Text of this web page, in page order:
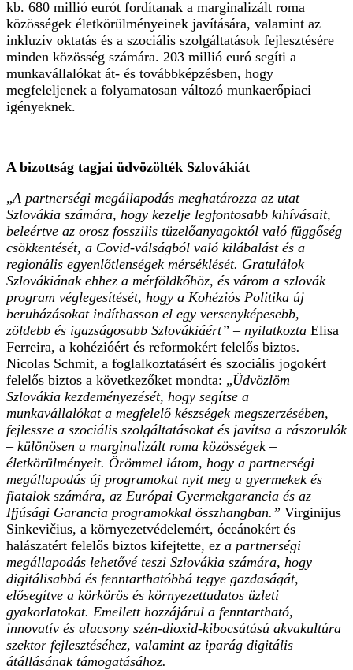
kb. 680 millió eurót fordítanak a marginalizált roma
közösségek életkörülményeinek javítására, valamint az
inkluzív oktatás és a szociális szolgáltatások fejlesztésére
minden közösség számára. 203 millió euró segíti a
munkavállalókat át- és továbbképzésben, hogy
megfeleljenek a folyamatosan változó munkaerőpiaci
igényeknek.
A bizottság tagjai üdvözölték Szlovákiát
„A partnerségi megállapodás meghatározza az utat
Szlovákia számára, hogy kezelje legfontosabb kihívásait,
beleértve az orosz fosszilis tüzelőanyagoktól való függőség
csökkentését, a Covid-válságból való kilábalást és a
regionális egyenlőtlenségek mérséklését. Gratulálok
Szlovákiának ehhez a mérföldkőhöz, és várom a szlovák
program véglegesítését, hogy a Kohéziós Politika új
beruházásokat indíthasson el egy versenyképesebb,
zöldebb és igazságosabb Szlovákiáért” – nyilatkozta Elisa
Ferreira, a kohézióért és reformokért felelős biztos.
Nicolas Schmit, a foglalkoztatásért és szociális jogokért
felelős biztos a következőket mondta: „Üdvözlöm
Szlovákia kezdeményezését, hogy segítse a
munkavállalókat a megfelelő készségek megszerzésében,
fejlessze a szociális szolgáltatásokat és javítsa a rászorulók
– különösen a marginalizált roma közösségek –
életkörülményeit. Örömmel látom, hogy a partnerségi
megállapodás új programokat nyit meg a gyermekek és
fiatalok számára, az Európai Gyermekgarancia és az
Ifjúsági Garancia programokkal összhangban.” Virginijus
Sinkevičius, a környezetvédelemért, óceánokért és
halászatért felelős biztos kifejtette, ez a partnerségi
megállapodás lehetővé teszi Szlovákia számára, hogy
digitálisabbá és fenntarthatóbbá tegye gazdaságát,
elősegítve a körkörös és környezettudatos üzleti
gyakorlatokat. Emellett hozzájárul a fenntartható,
innovatív és alacsony szén-dioxid-kibocsátású akvakultúra
szektor fejlesztéséhez, valamint az iparág digitális
átállásának támogatásához.